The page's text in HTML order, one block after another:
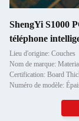
ShengYi S1000
téléphone
Lieu d'origine: Couches
Nom de marque:
Certification: Board
Numéro de modèle: